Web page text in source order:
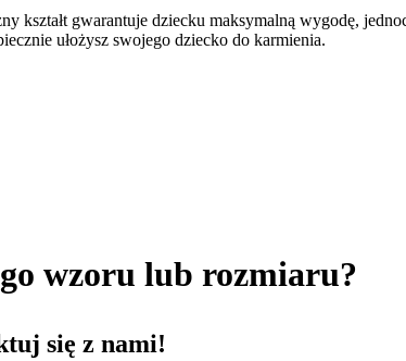
gwarantuje dziecku maksymalną wygodę,
ułożysz swojego dziecko do karmienia.
wzoru lub rozmiaru?
się z nami!